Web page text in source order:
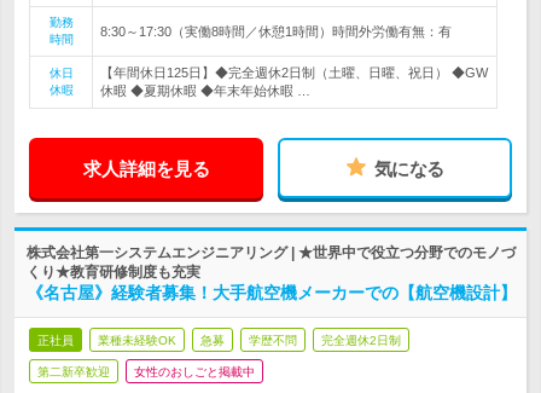
勤務
時間
8:30～17:30（実働8時間／休憩1時間）時間外労働有無：有
休日
休暇
【年間休日125日】◆完全週休2日制（土曜、日曜、祝日） ◆GW
休暇 ◆夏期休暇 ◆年末年始休暇 …
求人詳細を見る 気になる
株式会社第一システムエンジニアリング | ★世界中で役立つ分野でのモノづ
くり★教育研修制度も充実
《名古屋》経験者募集！大手航空機メーカーでの【航空機設計】
正社員 業種未経験OK 急募 学歴不問 完全週休2日制
第二新卒歓迎 女性のおしごと掲載中